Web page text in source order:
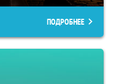
ПОДРОБНЕЕ